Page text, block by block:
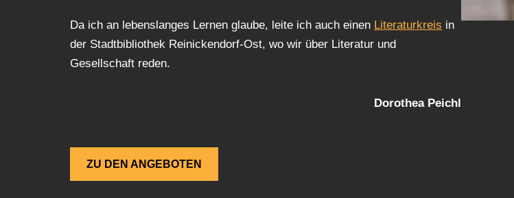
Da ich an lebenslanges Lernen glaube, leite ich auch einen Literaturkreis in
der Stadtbibliothek Reinickendorf-Ost, wo wir über Literatur und
Gesellschaft reden.
Dorothea Peichl
ZU DEN ANGEBOTEN